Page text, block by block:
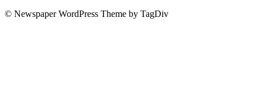
© Newspaper WordPress Theme by TagDiv